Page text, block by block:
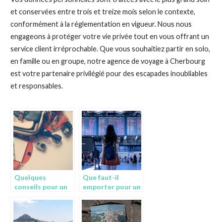
et conservées entre trois et treize mois selon le contexte,
conformément à la réglementation en vigueur. Nous nous
engageons à protéger votre vie privée tout en vous offrant un
service client irréprochable. Que vous souhaitiez partir en solo,
en famille ou en groupe, notre agence de voyage à Cherbourg
est votre partenaire privilégié pour des escapades inoubliables
et responsables.
Quelques
conseils pour un
en avion
Que faut-il
emporter pour un
semaine?